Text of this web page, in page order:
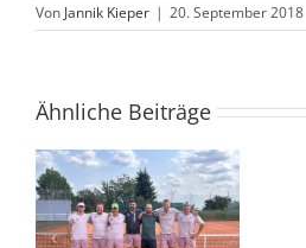
Von Jannik Kieper | 20. September 2018
Ähnliche Beiträge